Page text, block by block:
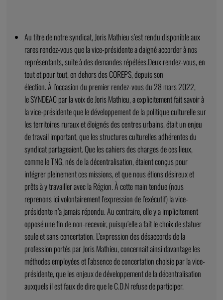
Au titre de notre syndicat, Joris Mathieu s’est rendu disponible aux
rares rendez-vous que la vice-présidente a daigné accorder à nos
représentants, suite à des demandes répétées.Deux rendez-vous, en
tout et pour tout, en dehors des COREPS, depuis son
élection. À l’occasion du premier rendez-vous du 28 mars 2022,
le SYNDEAC par la voix de Joris Mathieu, a explicitement fait savoir à
la vice-présidente que le développement de la politique culturelle sur
les territoires ruraux et éloignés des centres urbains, était un enjeu
de travail important, que les structures culturelles adhérentes du
syndicat partageaient. Que les cahiers des charges de ces lieux,
comme le TNG, nés de la décentralisation, étaient conçus pour
intégrer pleinement ces missions, et que nous étions désireux et
prêts à y travailler avec la Région. À cette main tendue (nous
reprenons ici volontairement l’expression de l’exécutif) la vice-
présidente n’a jamais répondu. Au contraire, elle y a implicitement
opposé une fin de non-recevoir, puisqu’elle a fait le choix de statuer
seule et sans concertation. L’expression des désaccords de la
profession portés par Joris Mathieu, concernait ainsi davantage les
méthodes employées et l’absence de concertation choisie par la vice-
présidente, que les enjeux de développement de la décentralisation
auxquels il est faux de dire que le C.D.N refuse de participer.